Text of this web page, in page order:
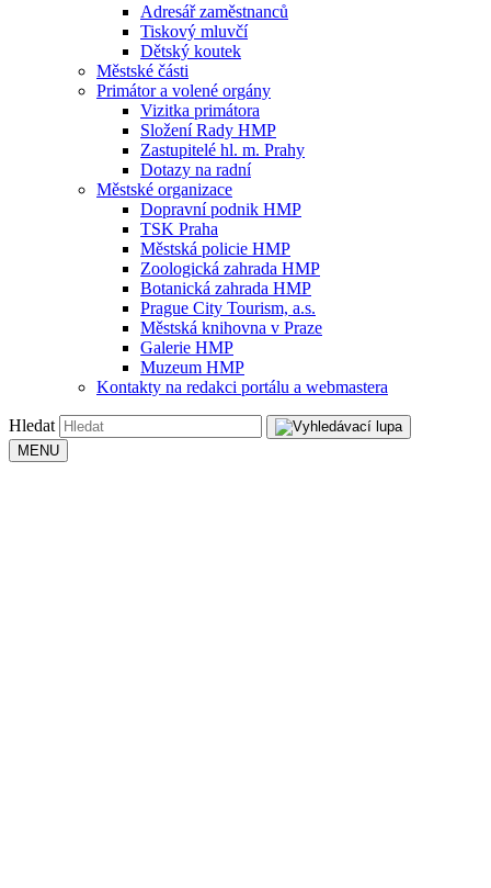
Adresář zaměstnanců
Tiskový mluvčí
Dětský koutek
Městské části
Primátor a volené orgány
Vizitka primátora
Složení Rady HMP
Zastupitelé hl. m. Prahy
Dotazy na radní
Městské organizace
Dopravní podnik HMP
TSK Praha
Městská policie HMP
Zoologická zahrada HMP
Botanická zahrada HMP
Prague City Tourism, a.s.
Městská knihovna v Praze
Galerie HMP
Muzeum HMP
Kontakty na redakci portálu a webmastera
Hledat
MENU